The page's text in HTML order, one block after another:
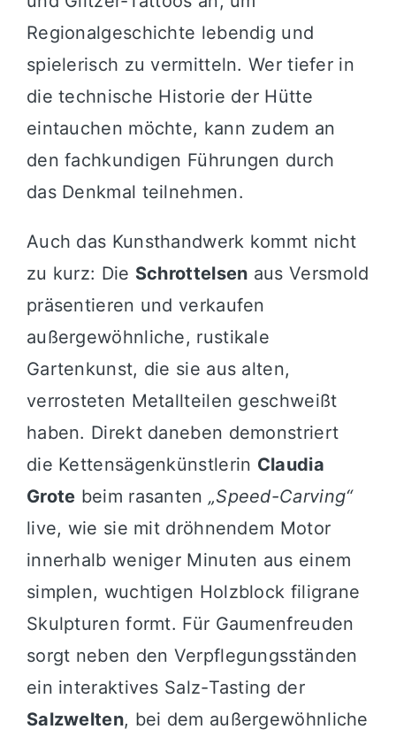
Regionalgeschichte lebendig und
spielerisch zu vermitteln. Wer tiefer in
die technische Historie der Hütte
eintauchen möchte, kann zudem an
den fachkundigen Führungen durch
das Denkmal teilnehmen.
Auch das Kunsthandwerk kommt nicht
zu kurz: Die Schrottelsen aus Versmold
präsentieren und verkaufen
außergewöhnliche, rustikale
Gartenkunst, die sie aus alten,
verrosteten Metallteilen geschweißt
haben. Direkt daneben demonstriert
die Kettensägenkünstlerin Claudia
Grote beim rasanten „Speed-Carving“
live, wie sie mit dröhnendem Motor
innerhalb weniger Minuten aus einem
simplen, wuchtigen Holzblock filigrane
Skulpturen formt. Für Gaumenfreuden
sorgt neben den Verpflegungsständen
ein interaktives Salz-Tasting der
Salzwelten, bei dem außergewöhnliche